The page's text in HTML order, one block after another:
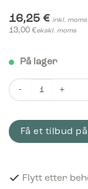
16,25 € inkl. moms
13,00 €ekskl. moms
På lager
Piktogram
Få et tilbud
Flytt etter